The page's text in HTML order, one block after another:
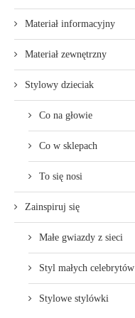
Materiał informacyjny
Materiał zewnętrzny
Stylowy dzieciak
Co na głowie
Co w sklepach
To się nosi
Zainspiruj się
Małe gwiazdy z sieci
Styl małych celebrytów
Stylowe stylówki